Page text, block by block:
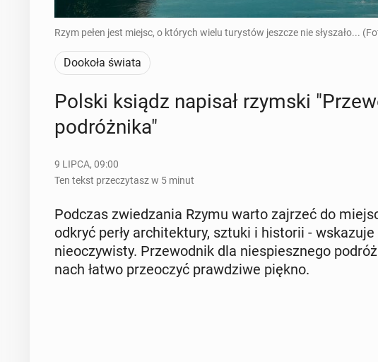
Rzym pełen jest miejsc, o których wielu turystów jeszcze nie słyszało...
Dookoła świata
Polski ksiądz napisał rzymski
po­dróż­ni­ka"
9 LIPCA, 09:00
Ten tekst przeczytasz w 5 minut
Podczas zwie­dza­nia Rzymu warto zajrzeć do
odkryć perły ar­chi­tek­tu­ry, sztuki i hi­sto­rii -
nie­oczy­wi­sty. Prze­wod­nik dla nie­spiesz­ne­go
nach łatwo prze­oczyć praw­dzi­we piękno.